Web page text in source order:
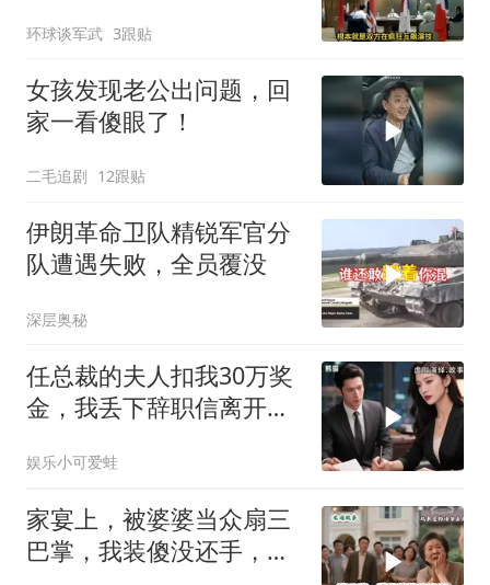
环球谈军武 3跟贴
女孩发现老公出问题，回
家一看傻眼了！
二毛追剧 12跟贴
伊朗革命卫队精锐军官分
队遭遇失败，全员覆没
深层奥秘
任总裁的夫人扣我30万奖
金，我丢下辞职信离开，
你签约
娱乐小可爱蛙
家宴上，被婆婆当众扇三
巴掌，我装傻没还手，悄